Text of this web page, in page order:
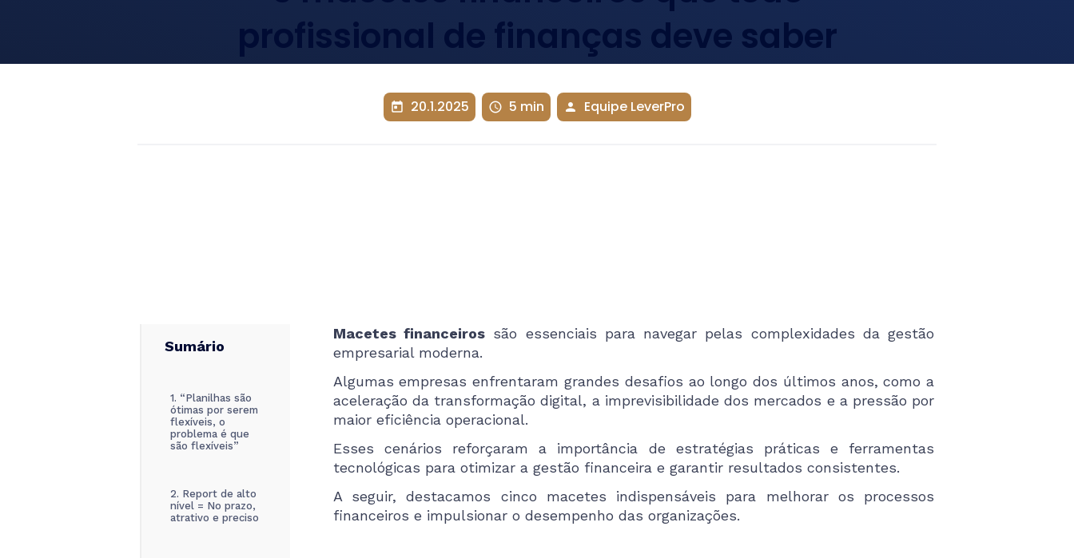
profissional de finanças deve saber
today 20.1.2025 schedule 5 min person Equipe LeverPro
Sumário
1. “Planilhas são
ótimas por serem
flexíveis, o
problema é que
são flexíveis”
2. Report de alto
nível = No prazo,
atrativo e preciso
Macetes financeirossão essenciais para navegar pelas complexidades da gestão
empresarial moderna.
Algumas empresas enfrentaram grandes desafios ao longo dos últimos anos, como a
aceleração da transformação digital, a imprevisibilidade dos mercados e a pressão por
maior eficiência operacional.
Esses cenários reforçaram a importância de estratégias práticas e ferramentas
tecnológicas para otimizar a gestão financeira e garantir resultados consistentes.
A seguir, destacamos cinco macetes indispensáveis para melhorar os processos
financeiros e impulsionar o desempenho das organizações.